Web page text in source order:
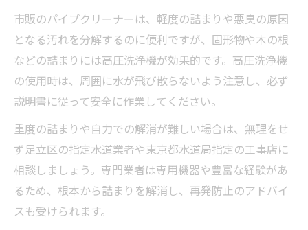
市販のパイプクリーナーは、軽度の詰まりや悪臭の原因
となる汚れを分解するのに便利ですが、固形物や木の根
などの詰まりには高圧洗浄機が効果的です。高圧洗浄機
の使用時は、周囲に水が飛び散らないよう注意し、必ず
説明書に従って安全に作業してください。
重度の詰まりや自力での解消が難しい場合は、無理をせ
ず足立区の指定水道業者や東京都水道局指定の工事店に
相談しましょう。専門業者は専用機器や豊富な経験があ
るため、根本から詰まりを解消し、再発防止のアドバイ
スも受けられます。